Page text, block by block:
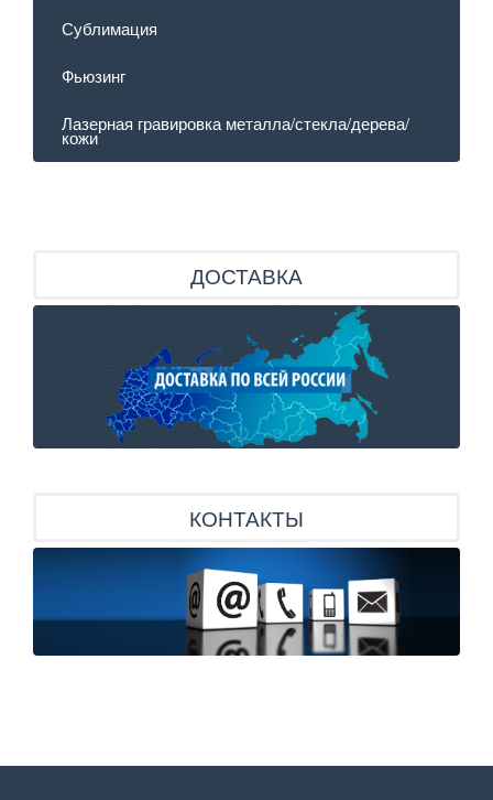
Сублимация
Фьюзинг
Лазерная гравировка металла/стекла/дерева/
кожи
ДОСТАВКА
КОНТАКТЫ